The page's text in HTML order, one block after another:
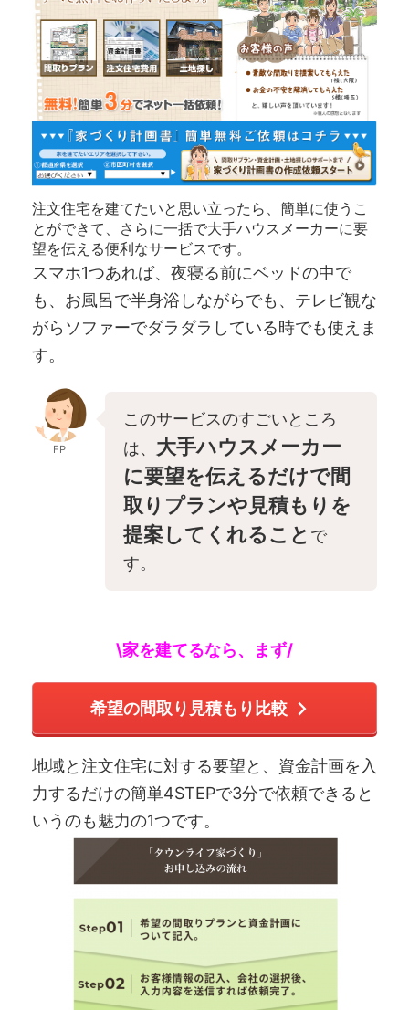
注文住宅を建てたいと思い立ったら、簡単に使うこ
とができて、さらに一括で大手ハウスメーカーに要
望を伝える便利なサービスです。
スマホ1つあれば、夜寝る前にベッドの中で
も、お風呂で半身浴しながらでも、テレビ観な
がらソファーでダラダラしている時でも使えま
す。
FP
このサービスのすごいところ
は、 大手ハウスメーカー
に要望を伝えるだけで間
取りプランや見積もりを
提案してくれること で
す。
\家を建てるなら、まず/
希望の間取り見積もり比較
地域と注文住宅に対する要望と、資金計画を入
力するだけの簡単4STEPで3分で依頼できると
いうのも魅力の1つです。